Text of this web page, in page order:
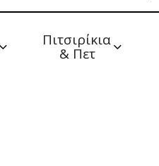
Πιτσιρίκια
& Πετ